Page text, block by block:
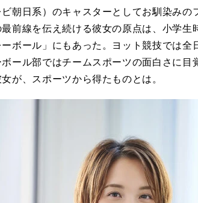
ビ朝日系）のキャスターとしてお馴染みの
前線を伝え続ける彼女の原点は、小学生
ボール」にもあった。ヨット競技では全
ール部ではチームスポーツの面白さに目
が、スポーツから得たものとは。